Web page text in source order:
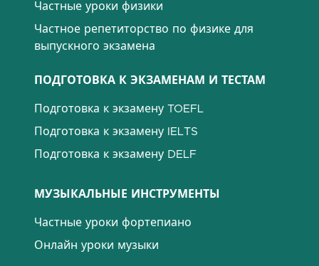
Частные уроки физики
Частное репетиторство по физике для
выпускного экзамена
ПОДГОТОВКА К ЭКЗАМЕНАМ И ТЕСТАМ
Подготовка к экзамену TOEFL
Подготовка к экзамену IELTS
Подготовка к экзамену DELF
МУЗЫКАЛЬНЫЕ ИНСТРУМЕНТЫ
Частные уроки фортепиано
Онлайн уроки музыки